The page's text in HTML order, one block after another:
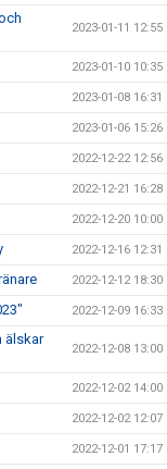
2023-01-11 12:55
2023-01-10 10:35
2023-01-08 16:31
2023-01-06 15:26
2022-12-22 12:56
2022-12-21 16:28
2022-12-20 10:00
2022-12-16 12:31
2022-12-12 18:30
2022-12-09 16:33
älskar
2022-12-08 13:00
2022-12-02 14:00
2022-12-02 12:07
2022-12-01 17:17